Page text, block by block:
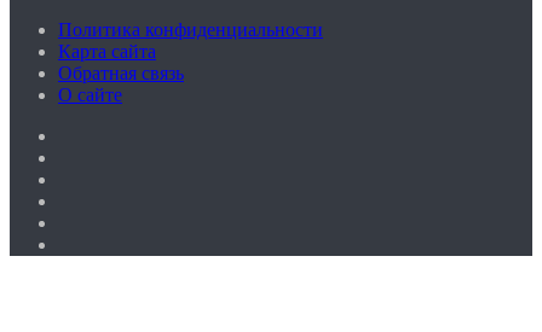
Политика конфиденциальности
Карта сайта
Обратная связь
О сайте